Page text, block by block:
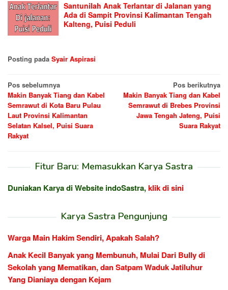
Santunilah Anak Terlantar di Jalanan yang
Ada di Sampit Provinsi Kalimantan Tengah
Kalteng, Puisi Peduli
Posting pada Syair Aspirasi
Navigasi
pos
Pos sebelumnya
Makin Banyak Tiang dan Kabel
Semrawut di Kota Baru Pulau
Laut Provinsi Kalimantan
Selatan Kalsel, Puisi Suara
Rakyat
Pos berikutnya
Makin Banyak Tiang dan Kabel
Semrawut di Brebes Provinsi
Jawa Tengah Jateng, Puisi
Suara Rakyat
Fitur Baru: Memasukkan Karya Sastra
Duniakan Karya di Website indoSastra,klik di sini
Karya Sastra Pengunjung
Warga Main Hakim Sendiri, Apakah Salah?
Anak Kecil Banyak yang Membunuh, Mulai Dari Bully di
Sekolah yang Mematikan, dan Satpam Waduk Jatiluhur
Yang Dianiaya dengan Kejam